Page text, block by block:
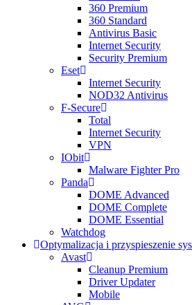
360 Premium
360 Standard
Antivirus Basic
Internet Security
Security Premium
Eset
Internet Security
NOD32 Antivirus
F-Secure
Total
Internet Security
VPN
IObit
Malware Fighter Pro
Panda
DOME Advanced
DOME Complete
DOME Essential
Watchdog
Optymalizacja i przyspieszenie
Avast
Cleanup Premium
Driver Updater
Mobile